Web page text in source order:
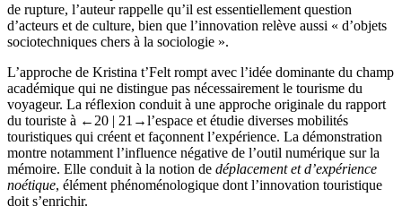
de rupture, l’auteur rappelle qu’il est essentiellement question
d’acteurs et de culture, bien que l’innovation relève aussi « d’objets
sociotechniques chers à la sociologie ».
L’approche de Kristina t’Felt rompt avec l’idée dominante du champ
académique qui ne distingue pas nécessairement le tourisme du
voyageur. La réflexion conduit à une approche originale du rapport
du touriste à ←20 | 21→l’espace et étudie diverses mobilités
touristiques qui créent et façonnent l’expérience. La démonstration
montre notamment l’influence négative de l’outil numérique sur la
mémoire. Elle conduit à la notion de déplacement et d’expérience
noétique, élément phénoménologique dont l’innovation touristique
doit s’enrichir.